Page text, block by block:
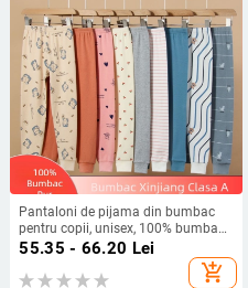
Pantaloni de pijama din bumbac
pentru copii, unisex, 100% bumbac,
țesătură moale, talie elastică,
animale/desene/litere
55.35 - 66.20 Lei
add_shopping_cart